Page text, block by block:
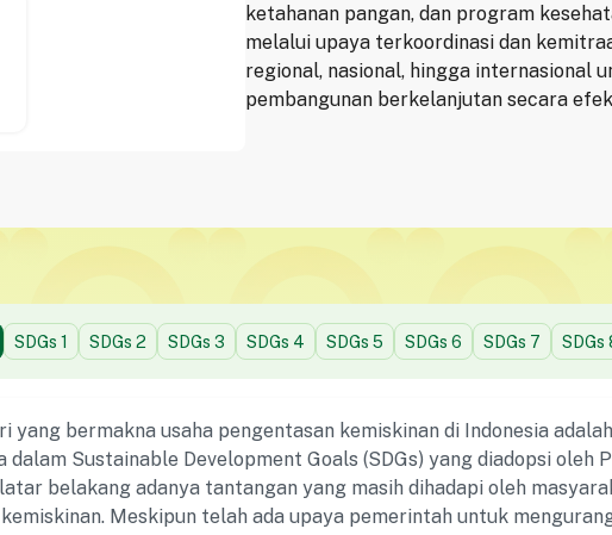
ketahanan pangan, dan program
melalui upaya terkoordinasi dan
regional, nasional, hingga internasional
pembangunan berkelanjutan secara
SDGs 1 SDGs 2 SDGs 3 SDGs 4 SDGs 5 SDGs 6 SDGs 7 SDGs
yang bermakna usaha pengentasan kemiskinan di Indonesia
dalam Sustainable Development Goals (SDGs) yang diadopsi oleh
belakang adanya tantangan yang masih dihadapi oleh
Meskipun telah ada upaya pemerintah untuk